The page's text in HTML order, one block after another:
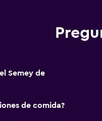
Semey de
de comida?